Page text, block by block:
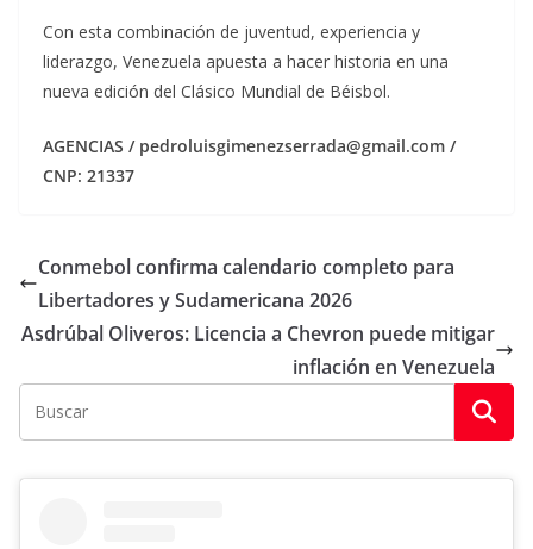
Con esta combinación de juventud, experiencia y
liderazgo, Venezuela apuesta a hacer historia en una
nueva edición del Clásico Mundial de Béisbol.
AGENCIAS / pedroluisgimenezserrada@gmail.com /
CNP: 21337
Conmebol confirma calendario completo para
Libertadores y Sudamericana 2026
Asdrúbal Oliveros: Licencia a Chevron puede mitigar
inflación en Venezuela